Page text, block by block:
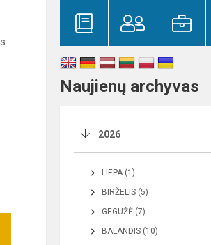
Naujienų archyvas
2026
LIEPA (1)
BIRŽELIS (5)
GEGUŽĖ (7)
BALANDIS (10)